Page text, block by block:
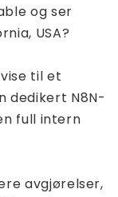
og ser
USA?
til et
dedikert N8N-
full intern
avgjørelser,